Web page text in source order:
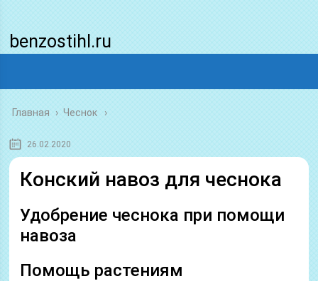
benzostihl.ru
Главная › Чеснок
26.02.2020
Конский навоз для чеснока
Удобрение чеснока при помощи
навоза
Помощь растениям